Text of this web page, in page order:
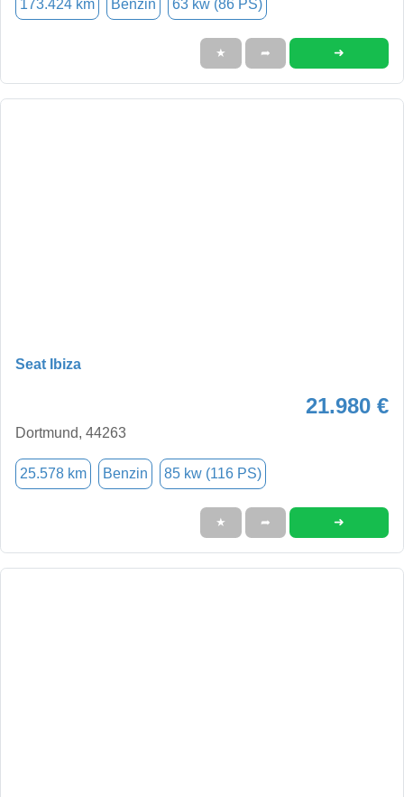
173.424 km Benzin 63 kw (86 PS)
★ ➦ ➜
Seat Ibiza
21.980 €
Dortmund, 44263
25.578 km Benzin 85 kw (116 PS)
★ ➦ ➜